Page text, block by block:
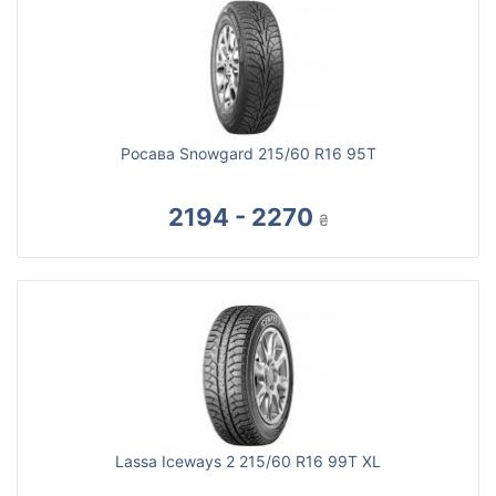
Росава Snowgard 215/60 R16 95T
2194 - 2270 ₴
Lassa Iceways 2 215/60 R16 99T XL